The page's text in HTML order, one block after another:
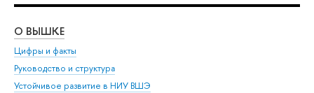
О ВЫШКЕ
Цифры и факты
Руководство и структура
Устойчивое развитие в НИУ ВШЭ